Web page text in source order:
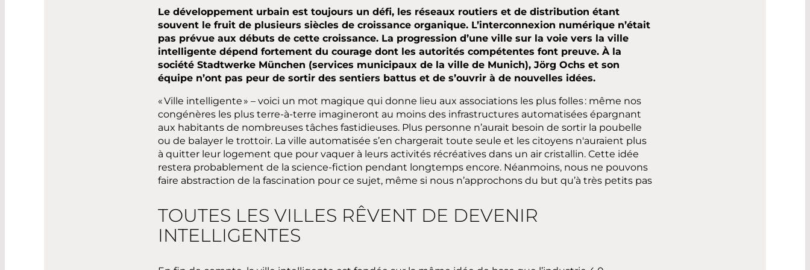
Le développement urbain est toujours un défi, les réseaux routiers et de distribution étant
souvent le fruit de plusieurs siècles de croissance organique. L’interconnexion numérique n’était
pas prévue aux débuts de cette croissance. La progression d’une ville sur la voie vers la ville
intelligente dépend fortement du courage dont les autorités compétentes font preuve. À la
société Stadtwerke München (services municipaux de la ville de Munich), Jörg Ochs et son
équipe n’ont pas peur de sortir des sentiers battus et de s’ouvrir à de nouvelles idées.
« Ville intelligente » – voici un mot magique qui donne lieu aux associations les plus folles : même nos
congénères les plus terre-à-terre imagineront au moins des infrastructures automatisées épargnant
aux habitants de nombreuses tâches fastidieuses. Plus personne n’aurait besoin de sortir la poubelle
ou de balayer le trottoir. La ville automatisée s’en chargerait toute seule et les citoyens n'auraient plus
à quitter leur logement que pour vaquer à leurs activités récréatives dans un air cristallin. Cette idée
restera probablement de la science-fiction pendant longtemps encore. Néanmoins, nous ne pouvons
faire abstraction de la fascination pour ce sujet, même si nous n’approchons du but qu’à très petits pas
TOUTES LES VILLES RÊVENT DE DEVENIR
INTELLIGENTES